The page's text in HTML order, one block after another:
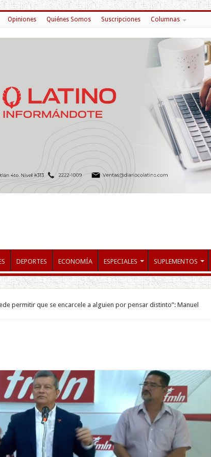
Opiniones Quiénes Somos Suscripciones Columnas
DEPORTES ECONOMÍA ESPECIALES SUPLEMENTOS
permitir que se encarcele a alguien por pensar distinto”: Manuel